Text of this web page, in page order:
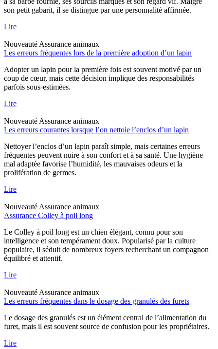
son petit gabarit, il se distingue par une personnalité affirmée.
Lire
Nouveauté Assurance animaux
Les erreurs fréquentes lors de la première adoption d’un lapin
Adopter un lapin pour la première fois est souvent motivé par un
coup de cœur, mais cette décision implique des responsabilités
parfois sous-estimées.
Lire
Nouveauté Assurance animaux
Les erreurs courantes lorsque l’on nettoie l’enclos d’un lapin
Nettoyer l’enclos d’un lapin paraît simple, mais certaines erreurs
fréquentes peuvent nuire à son confort et à sa santé. Une hygiène
mal adaptée favorise l’humidité, les mauvaises odeurs et la
prolifération de germes.
Lire
Nouveauté Assurance animaux
Assurance Colley à poil long
Le Colley à poil long est un chien élégant, connu pour son
intelligence et son tempérament doux. Popularisé par la culture
populaire, il séduit de nombreux foyers recherchant un compagnon
équilibré et attentif.
Lire
Nouveauté Assurance animaux
Les erreurs fréquentes dans le dosage des granulés des furets
Le dosage des granulés est un élément central de l’alimentation du
furet, mais il est souvent source de confusion pour les propriétaires.
Lire